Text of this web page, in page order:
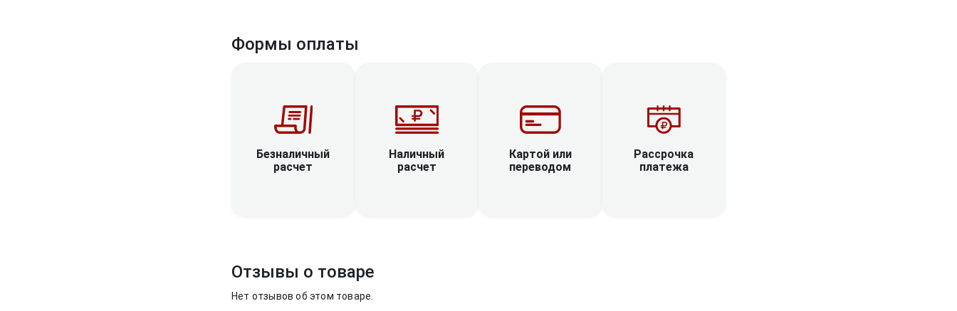
Формы оплаты
Безналичный
расчет
Наличный
расчет
Картой или
переводом
Рассрочка
платежа
Отзывы о товаре
Нет отзывов об этом товаре.